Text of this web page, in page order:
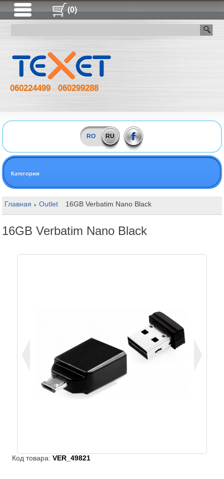
(0)
060224499 060299288
RO RU
Категории
Главная Outlet 16GB Verbatim Nano Black
16GB Verbatim Nano Black
Код товара:VER_49821